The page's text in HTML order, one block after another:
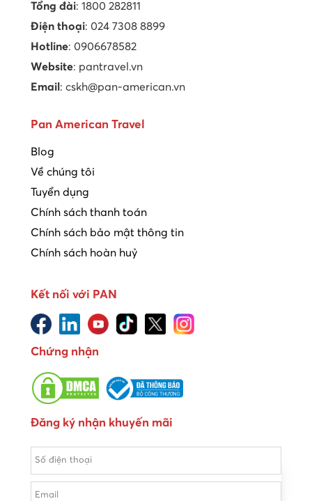
Tổng đài: 1800 282811
Điện thoại: 024 7308 8899
Hotline: 0906678582
Website: pantravel.vn
Email : cskh@pan-american.vn
Pan American Travel
Blog
Về chúng tôi
Tuyển dụng
Chính sách thanh toán
Chính sách bảo mật thông tin
Chính sách hoàn huỷ
Kết nối với PAN
Chứng nhận
Đăng ký nhận khuyến mãi